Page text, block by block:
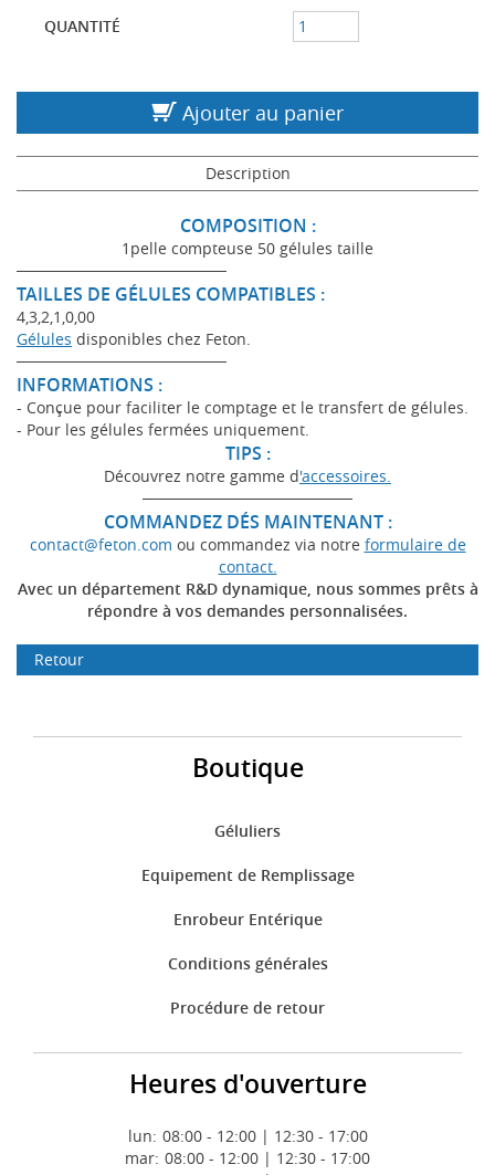
QUANTITÉ
Ajouter au panier
Description
COMPOSITION :
1pelle compteuse 50 gélules taille
───────────────────
TAILLES DE GÉLULES COMPATIBLES :
4,3,2,1,0,00
Gélules disponibles chez Feton.
───────────────────
INFORMATIONS :
- Conçue pour faciliter le comptage et le transfert de gélules.
- Pour les gélules fermées uniquement.
TIPS :
Découvrez notre gamme d'accessoires.
───────────────────
COMMANDEZ DÉS MAINTENANT :
contact@feton.com ou commandez via notre formulaire de
contact.
Avec un département R&D dynamique, nous sommes prêts à
répondre à vos demandes personnalisées.
Retour
Boutique
Géluliers
Equipement de Remplissage
Enrobeur Entérique
Conditions générales
Procédure de retour
Heures d'ouverture
lun: 08:00 - 12:00 | 12:30 - 17:00
mar: 08:00 - 12:00 | 12:30 - 17:00